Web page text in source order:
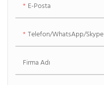
E-Posta
Telefon/WhatsApp/Skype
Firma Adı